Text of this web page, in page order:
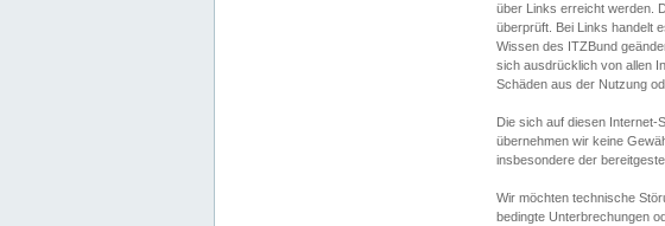
über Links erreicht werden.
überprüft. Bei Links handelt
Wissen des ITZBund
sich ausdrücklich von allen
Schäden aus der Nutzung
Die sich auf diesen Internet-
übernehmen wir keine
insbesondere der
Wir möchten technische
bedingte Unterbrechungen